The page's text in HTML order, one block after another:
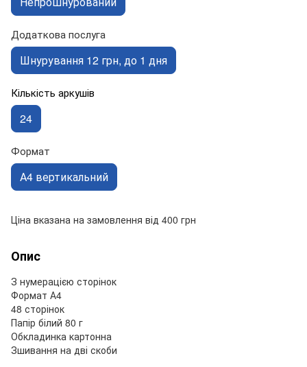
Додаткова послуга
Шнурування 12 грн, до 1 дня
Кількість аркушів
24
Формат
А4 вертикальний
Ціна вказана на замовлення від 400 грн
Опис
З нумерацією сторінок
Формат А4
48 сторінок
Папір білий 80 г
Обкладинка картонна
Зшивання на дві скоби